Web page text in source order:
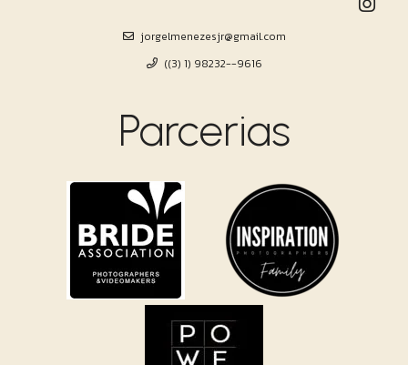
jorgelmenezesjr@gmail.com
((3) 1) 98232--9616
Parcerias